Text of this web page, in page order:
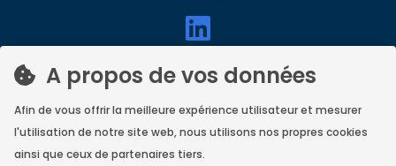
A propos de vos données
Afin de vous offrir la meilleure expérience utilisateur et mesurer
l'utilisation de notre site web, nous utilisons nos propres cookies
ainsi que ceux de partenaires tiers.
Facebook